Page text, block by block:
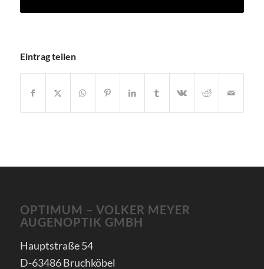
Eintrag teilen
OPTIMUM – VOLKER MEYER
AUGENOPTIK GMBH
Hauptstraße 54
D-63486 Bruchköbel